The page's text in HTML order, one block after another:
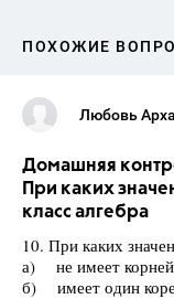
ПОХОЖИЕ
Любовь
Домашняя
При каких
класс алгебра
10. При каких
а) не имеет
б) имеет один